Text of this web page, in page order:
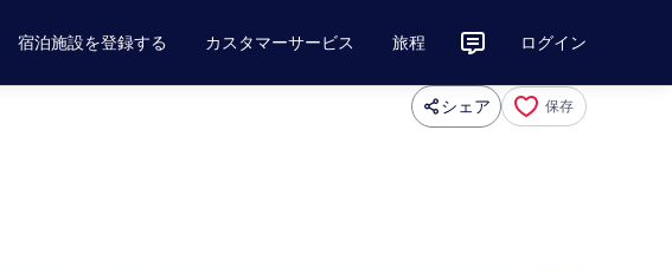
宿泊施設を登録する カスタマーサービス 旅程 ログイン
シェア 保存